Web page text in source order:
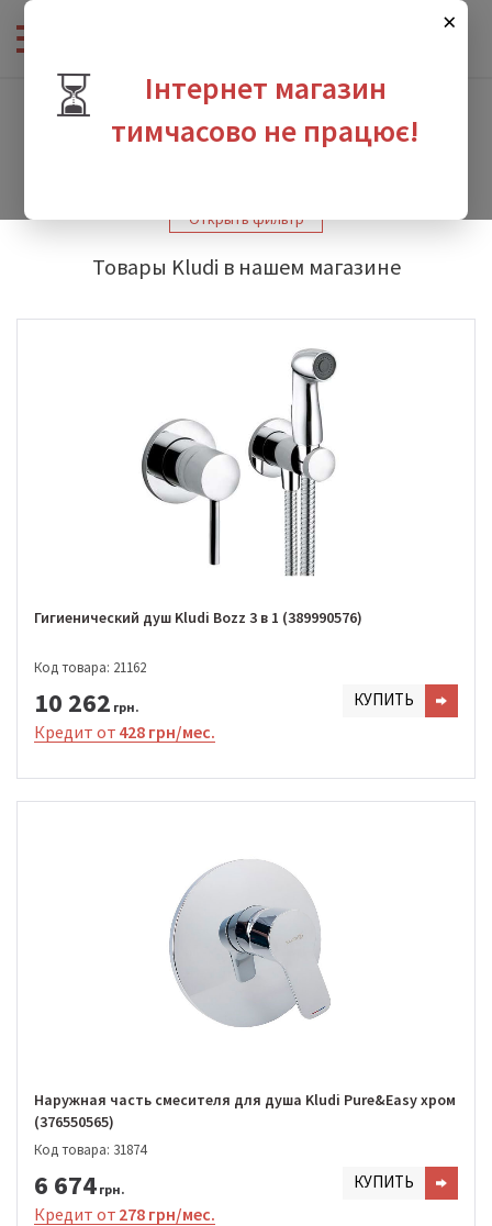
×
⏳
Інтернет магазин
тимчасово не працює!
Интернет-магазин сантехники - Производители - Kludi
Открыть фильтр
Товары Kludi в нашем магазине
Гигиенический душ Kludi Bozz 3 в 1 (389990576)
Код товара: 21162
10 262 грн. КУПИТЬ
Кредит от 428 грн/мес.
Наружная часть смесителя для душа Kludi Pure&Easy хром
(376550565)
Код товара: 31874
6 674 грн. КУПИТЬ
Кредит от 278 грн/мес.